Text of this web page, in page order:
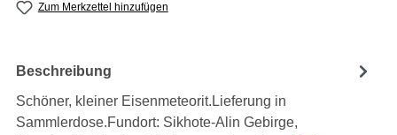
Zum Merkzettel hinzufügen
Beschreibung
Schöner, kleiner Eisenmeteorit.Lieferung in
Sammlerdose.Fundort: Sikhote-Alin Gebirge,